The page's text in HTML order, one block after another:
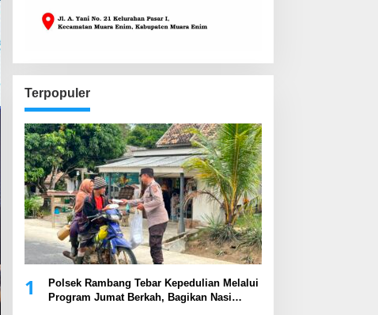
Terpopuler
1
Polsek Rambang Tebar Kepedulian Melalui
Program Jumat Berkah, Bagikan Nasi